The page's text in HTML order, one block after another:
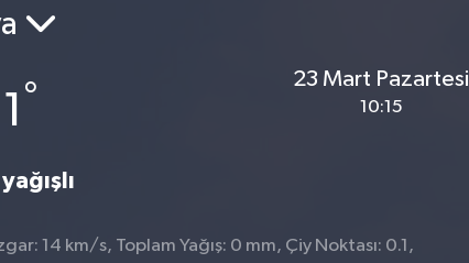
1 °
23 Mart Pazartesi
10:15
14 km/s, Toplam Yağış: 0 mm, Çiy Noktası: 0.1,